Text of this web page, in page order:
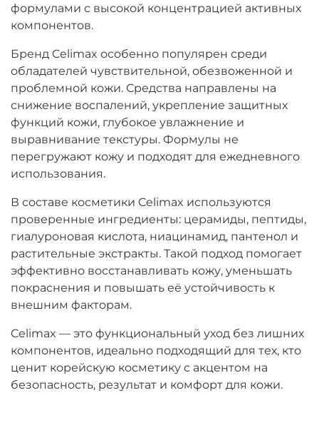
формулами с высокой концентрацией активных
компонентов.
Бренд Celimax особенно популярен среди
обладателей чувствительной, обезвоженной и
проблемной кожи. Средства направлены на
снижение воспалений, укрепление защитных
функций кожи, глубокое увлажнение и
выравнивание текстуры. Формулы не
перегружают кожу и подходят для ежедневного
использования.
В составе косметики Celimax используются
проверенные ингредиенты: церамиды, пептиды,
гиалуроновая кислота, ниацинамид, пантенол и
растительные экстракты. Такой подход помогает
эффективно восстанавливать кожу, уменьшать
покраснения и повышать её устойчивость к
внешним факторам.
Celimax — это функциональный уход без лишних
компонентов, идеально подходящий для тех, кто
ценит корейскую косметику с акцентом на
безопасность, результат и комфорт для кожи.